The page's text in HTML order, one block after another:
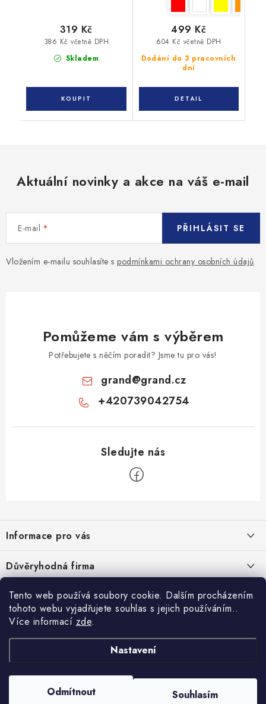
Tento web používá soubory cookie. Dalším procházením
tohoto webu vyjadřujete souhlas s jejich používáním..
Více informací zde.
Nastavení
Odmítnout Souhlasím
Skladem
386 Kč včetně DPH
319 Kč
Dodání do 3 pracovních
dní
604 Kč včetně DPH
499 Kč
Aktuální novinky a akce na váš e-mail
E-mail
Vložením e-mailu souhlasíte s podmínkami ochrany osobních údajů
PŘIHLÁSIT SE
Pomůžeme vám s výběrem
Potřebujete s něčím poradit? Jsme tu pro vás!
grand@grand.cz
+420739042754
p
a
t
Informace pro vás
Velkoobchod
Kontakty
Náhradní plnění
Důvěryhodná firma
Ověřeno zákazníky
Copyright 2026GRAND - PRACOVNÍ ODĚVY s.r.o. . Všechna práva vyhrazena.